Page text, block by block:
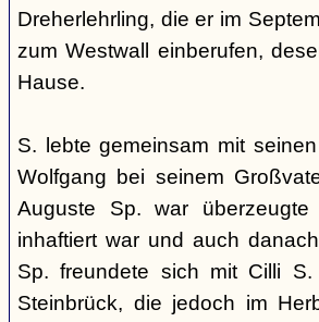
Dreherlehrling, die er im
zum Westwall einberufen,
Hause.
S. lebte gemeinsam mit
Wolfgang bei seinem
Auguste Sp. war
inhaftiert war und auch
Sp. freundete sich mit Cilli
Steinbrück, die jedoch im